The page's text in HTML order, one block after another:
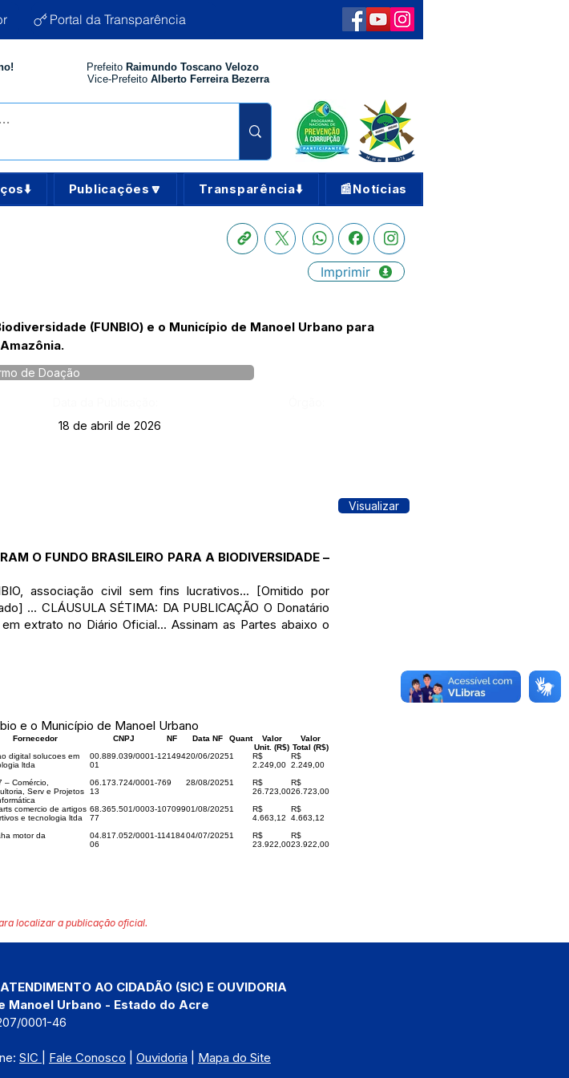
Portal da Transparência
Prefeito Raimundo Toscano Velozo
Vice-Prefeito Alberto Ferreira Bezerra
Publicações🔽 Transparência⬇️ 📰Notícias
Imprimir
(FUNBIO) e o Município de Manoel Urbano para
de Doação
18 de abril de 2026
O FUNDO BRASILEIRO PARA A BIODIVERSIDADE –
associação civil sem fins lucrativos... [Omitido por
... CLÁUSULA SÉTIMA: DA PUBLICAÇÃO O Donatário
extrato no Diário Oficial... Assinam as Partes abaixo o
e o Município de Manoel Urbano
Fornecedor CNPJ NF Data NF Quant
Valor
Unit. (R$)
Valor
Total (R$)
digital solucoes em
ltda
00.889.039/0001-
01
12149420/06/20251
R$
2.249,00
R$
2.249,00
– Comércio,
Serv e Projetos
06.173.724/0001-
13
769 28/08/20251
R$
26.723,00
R$
26.723,00
comercio de artigos
e tecnologia ltda
68.365.501/0003-
77
10709901/08/20251
R$
4.663,12
R$
4.663,12
motor da
04.817.052/0001-
06
11418404/07/20251
R$
23.922,00
R$
23.922,00
Visualizar
localizar a publicação oficial.
AO CIDADÃO (SIC) E OUVIDORIA
Manoel Urbano - Estado do Acre
0001-46
SIC Fale Conosco Ouvidoria Mapa do Site